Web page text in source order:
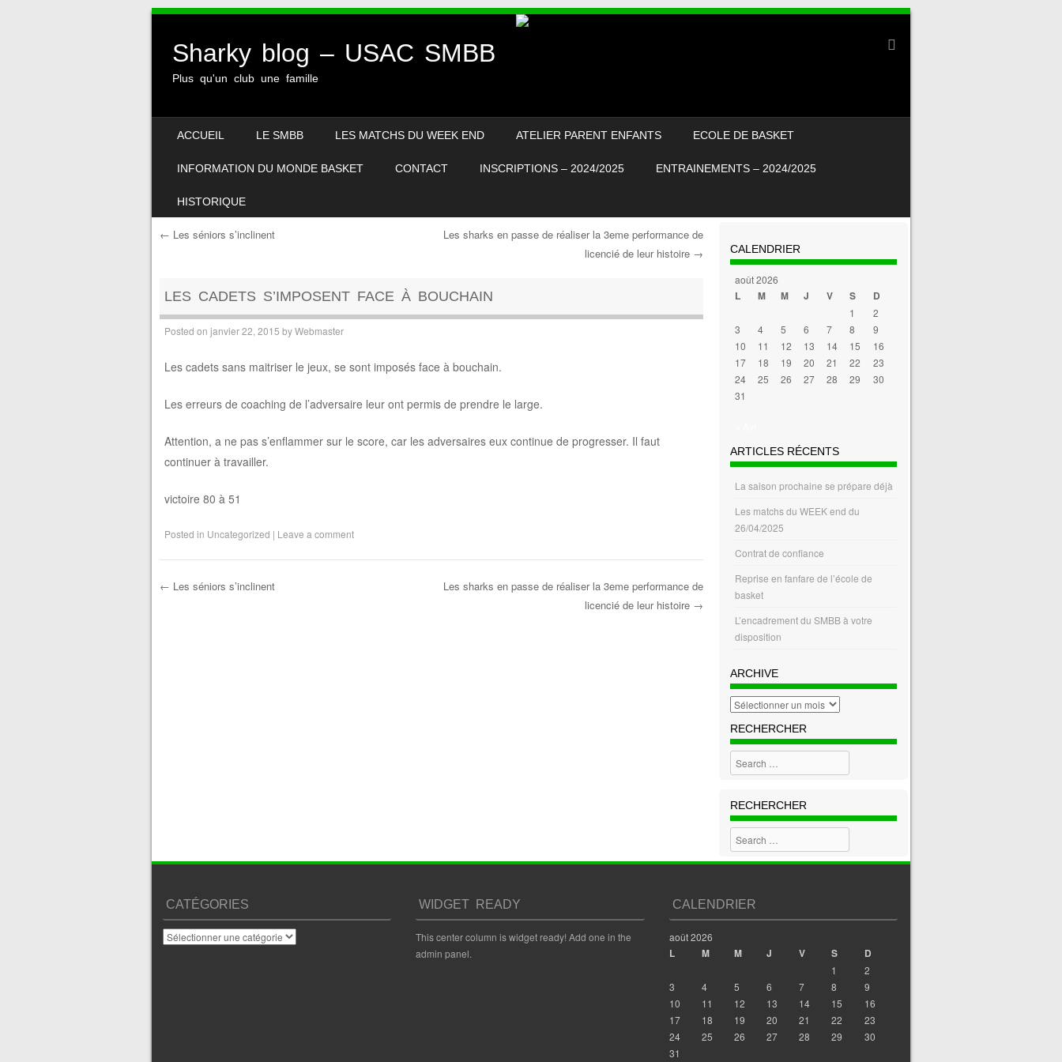
Sharky blog – USAC SMBB
Plus qu'un club une famille
ACCUEIL LE SMBB LES MATCHS DU WEEK END ATELIER PARENT ENFANTS ECOLE DE BASKET
INFORMATION DU MONDE BASKET CONTACT INSCRIPTIONS – 2024/2025 ENTRAINEMENTS – 2024/2025
HISTORIQUE
← Les séniors s’inclinent
Les sharks en passe de réaliser la 3eme performance de
licencié de leur histoire →
LES CADETS S’IMPOSENT FACE À BOUCHAIN
Posted on janvier 22, 2015 byWebmaster
Les cadets sans maitriser le jeux, se sont imposés face à bouchain.
Les erreurs de coaching de l’adversaire leur ont permis de prendre le large.
Attention, a ne pas s’enflammer sur le score, car les adversaires eux continue de progresser. Il faut
continuer à travailler.
victoire 80 à 51
Posted in Uncategorized | Leave a comment
← Les séniors s’inclinent
Les sharks en passe de réaliser la 3eme performance de
licencié de leur histoire →
CALENDRIER
août 2026
L M M J V S D
1
2
3
4 5 6 7 8
9
10
11 12 13 14 15
16
17
18 19 20 21 22
23
24
25 26 27 28 29
30
31
ARTICLES RÉCENTS
La saison prochaine se prépare déjà
Les matchs du WEEK end du
26/04/2025
Contrat de confiance
Reprise en fanfare de l’école de
basket
L’encadrement du SMBB à votre
disposition
ARCHIVE
archive
RECHERCHER
Search
RECHERCHER
Search
CATÉGORIES
Catégories
WIDGET READY
This center column is widget ready! Add one in the
admin panel.
CALENDRIER
août 2026
L M M J V S D
1
2
3
4 5 6 7 8
9
10
11 12 13 14 15
16
17
18 19 20 21 22
23
24
25 26 27 28 29
30
31